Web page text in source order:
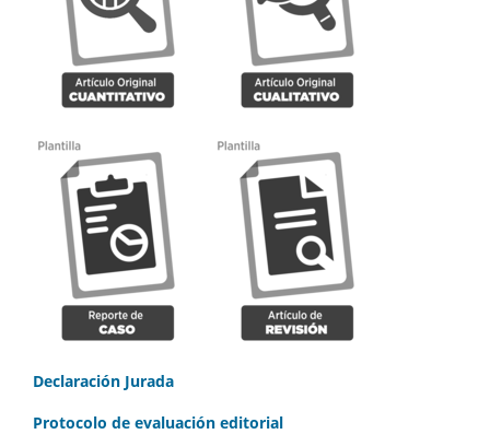
Declaración Jurada
Protocolo de evaluación editorial